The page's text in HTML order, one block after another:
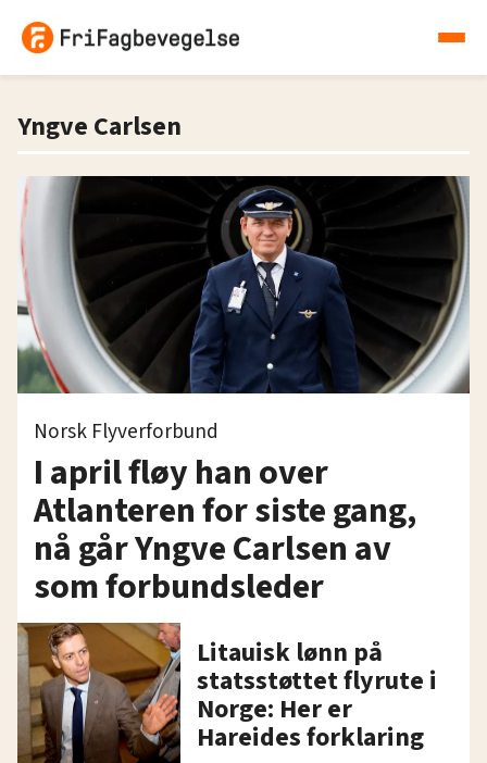
Yngve Carlsen
Norsk Flyverforbund
I april fløy han over
Atlanteren for siste gang,
nå går Yngve Carlsen av
som forbundsleder
Litauisk lønn på
statsstøttet flyrute i
Norge: Her er
Hareides forklaring